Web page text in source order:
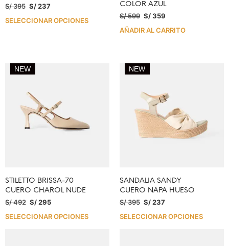
S/395 S/237
SELECCIONAR OPCIONES
COLOR AZUL
S/599 S/359
AÑADIR AL CARRITO
NEW
STILETTO BRISSA-70
CUERO CHAROL NUDE
S/492 S/295
SELECCIONAR OPCIONES
NEW
SANDALIA SANDY
CUERO NAPA HUESO
S/395 S/237
SELECCIONAR OPCIONES